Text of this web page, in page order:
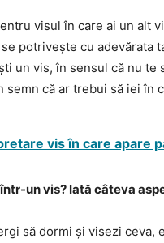
visul în care ai un alt
potrivește cu adevărata
un vis, în sensul că nu te
semn că ar trebui să iei în
vis în care apare
un vis? Iată câteva
să dormi și visezi ceva,